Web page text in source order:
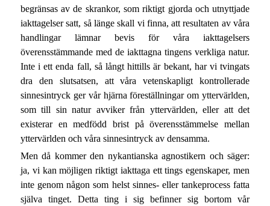
begränsas av de skrankor, som riktigt gjorda och utnyttjade
iakttagelser satt, så länge skall vi finna, att resultaten av våra
handlingar lämnar bevis för våra iakttagelsers
överensstämmande med de iakttagna tingens verkliga natur.
Inte i ett enda fall, så långt hittills är bekant, har vi tvingats
dra den slutsatsen, att våra vetenskapligt kontrollerade
sinnesintryck ger vår hjärna föreställningar om yttervärlden,
som till sin natur avviker från yttervärlden, eller att det
existerar en medfödd brist på överensstämmelse mellan
yttervärlden och våra sinnesintryck av densamma.
Men då kommer den nykantianska agnostikern och säger:
ja, vi kan möjligen riktigt iakttaga ett tings egenskaper, men
inte genom någon som helst sinnes- eller tankeprocess fatta
själva tinget. Detta ting i sig befinner sig bortom vår